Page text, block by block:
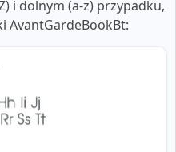
i dolnym (a-z) przypadku,
AvantGardeBookBt: